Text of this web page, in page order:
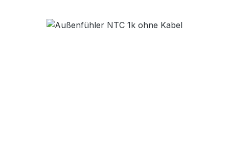
Bildergalerie überspringen